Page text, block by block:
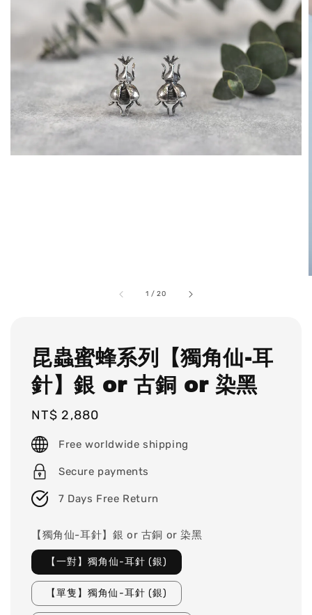
1 /20
昆蟲蜜蜂系列【獨角仙-耳
針】銀 or 古銅 or 染黑
Regular
price
NT$ 2,880
Free worldwide shipping
Secure payments
7 Days Free Return
【獨角仙-耳針】銀 or 古銅 or 染黑
【一對】獨角仙-耳針 (銀)
【單隻】獨角仙-耳針 (銀)